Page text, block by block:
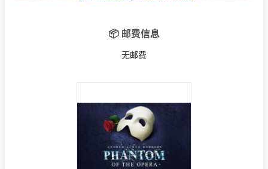
📦 邮费信息
无邮费